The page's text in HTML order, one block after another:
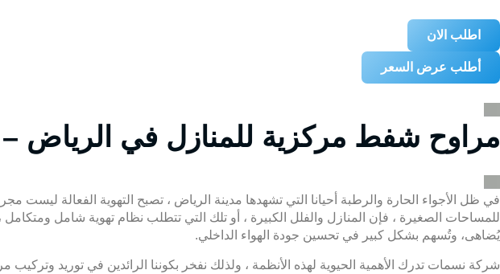
اطلب الان
أطلب عرض السعر
مراوح شفط مركزية للمنازل في الرياض –
في ظل الأجواء الحارة والرطبة أحيانا التي تشهدها مدينة الرياض ، تصبح التهوية الفعالة
للمساحات الصغيرة ، فإن المنازل والفلل الكبيرة ، أو تلك التي تتطلب نظام تهوية شامل
يُضاهى، وتُسهم بشكل كبير في تحسين جودة الهواء الداخلي.
شركة نسمات تدرك الأهمية الحيوية لهذه الأنظمة ، ولذلك نفخر بكوننا الرائدين في توريد